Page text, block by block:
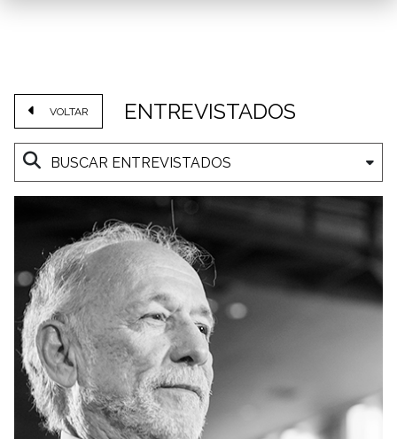
VOLTAR ENTREVISTADOS